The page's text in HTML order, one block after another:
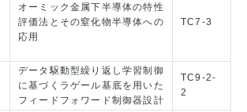
オーミック金属下半導体の特性
評価法とその窒化物半導体への
応用
TC7-3
データ駆動型繰り返し学習制御
に基づくラゲール基底を用いた
フィードフォワード制御器設計
TC9-2-
2